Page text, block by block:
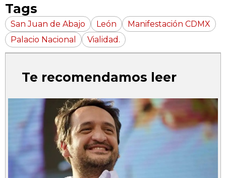
Tags
San Juan de Abajo León
Manifestación CDMX
Palacio Nacional
Vialidad.
Te recomendamos leer